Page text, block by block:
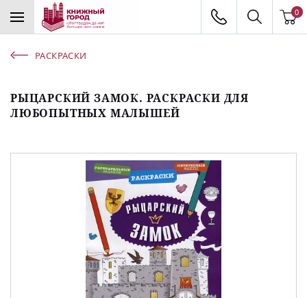
0
РАСКРАСКИ
РЫЦАРСКИЙ ЗАМОК. РАСКРАСКИ ДЛЯ
ЛЮБОПЫТНЫХ МАЛЫШЕЙ